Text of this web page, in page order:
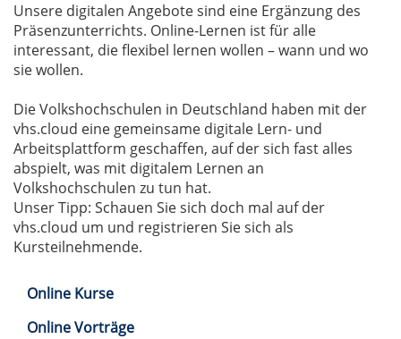
Unsere digitalen Angebote sind eine Ergänzung des
Präsenzunterrichts. Online-Lernen ist für alle
interessant, die flexibel lernen wollen – wann und wo
sie wollen.
Die Volkshochschulen in Deutschland haben mit der
vhs.cloud eine gemeinsame digitale Lern- und
Arbeitsplattform geschaffen, auf der sich fast alles
abspielt, was mit digitalem Lernen an
Volkshochschulen zu tun hat.
Unser Tipp: Schauen Sie sich doch mal auf der
vhs.cloud um und registrieren Sie sich als
Kursteilnehmende.
Online Kurse
Online Vorträge